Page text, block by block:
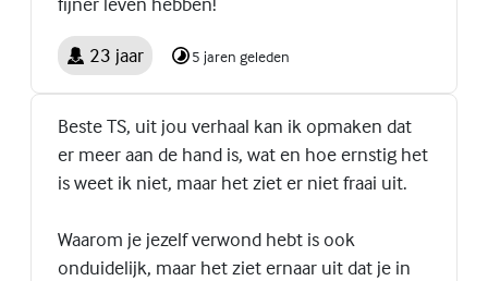
23 jaar 5 jaren geleden
Beste TS, uit jou verhaal kan ik opmaken dat
er meer aan de hand is, wat en hoe ernstig het
is weet ik niet, maar het ziet er niet fraai uit.
Waarom je jezelf verwond hebt is ook
onduidelijk, maar het ziet ernaar uit dat je in